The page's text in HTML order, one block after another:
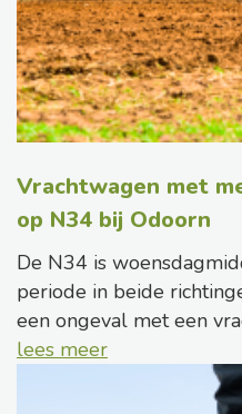
Vrachtwagen met
op N34 bij Odoorn
De N34 is
periode in beide
een ongeval met een
lees meer